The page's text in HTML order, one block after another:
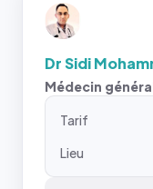
Dr Sidi
Médecin
Tarif
Lieu